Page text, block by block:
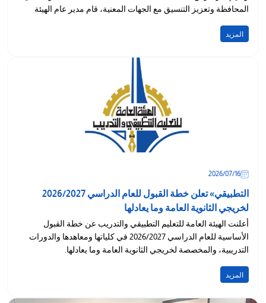
المحافظة وتعزيز التنسيق مع الجهات المعنية، قام مدير عام الهيئة
المزيد
16‏/07‏/2026
التطبيقي» تعلن خطة القبول للعام الدراسي 2026/2027
لخريجي الثانوية العامة وما يعادلها
أعلنت الهيئة العامة للتعليم التطبيقي والتدريب عن خطة القبول
الأساسية للعام الدراسي 2026/2027 في كلياتها ومعاهدها والدورات
التدريبية، والمخصصة لخريجي الثانوية العامة وما يعادلها.
المزيد